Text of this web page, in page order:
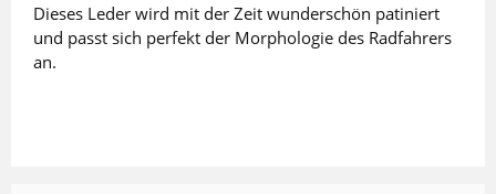
Dieses Leder wird mit der Zeit wunderschön patiniert
und passt sich perfekt der Morphologie des Radfahrers
an.